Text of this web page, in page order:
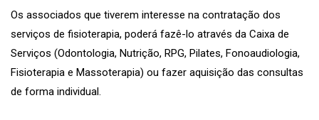
Os associados que tiverem interesse na contratação dos
serviços de fisioterapia, poderá fazê-lo através da Caixa de
Serviços (Odontologia, Nutrição, RPG, Pilates, Fonoaudiologia,
Fisioterapia e Massoterapia) ou fazer aquisição das consultas
de forma individual.